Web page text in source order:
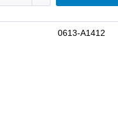
0613-A1412